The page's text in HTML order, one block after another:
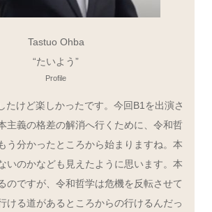
Tastuo Ohba
“たいよう”
Profile
たけど楽しかったです。今回B1を出演さ
主義の格差の解消へ行くために、令和哲
う分かったところから始まりますね。本
いのかなども見えたように思います。本
のですが、令和哲学は危機を反転させて
ける道があるところからの行けるんだっ